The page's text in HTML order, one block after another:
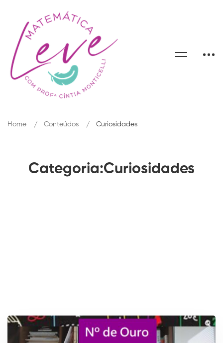
Categoria:Curiosidades
Home Conteúdos Curiosidades